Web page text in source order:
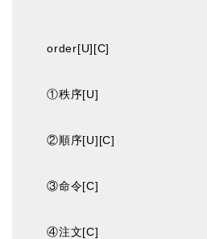
order[U][C]
①秩序[U]
②順序[U][C]
③命令[C]
④注文[C]